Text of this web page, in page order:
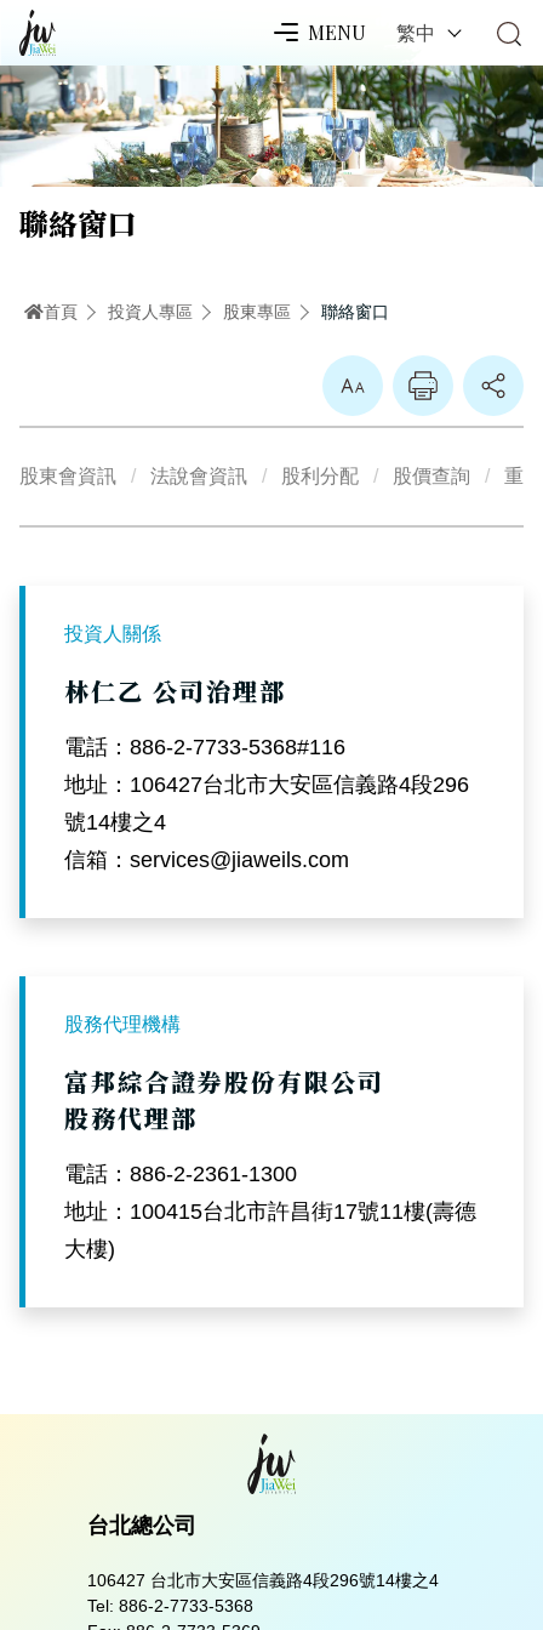
MENU 繁中
聯絡窗口
首頁 投資人專區 股東專區 聯絡窗口
放大
股東會資訊 法說會資訊 股利分配 股價查詢 重
投資人關係
林仁乙 公司治理部
電話：886-2-7733-5368#116
地址：106427台北市大安區信義路4段296
號14樓之4
信箱：services@jiaweils.com
股務代理機構
富邦綜合證券股份有限公司
股務代理部
電話：886-2-2361-1300
地址：100415台北市許昌街17號11樓(壽德
大樓)
台北總公司
106427 台北市大安區信義路4段296號14樓之4
Tel: 886-2-7733-5368